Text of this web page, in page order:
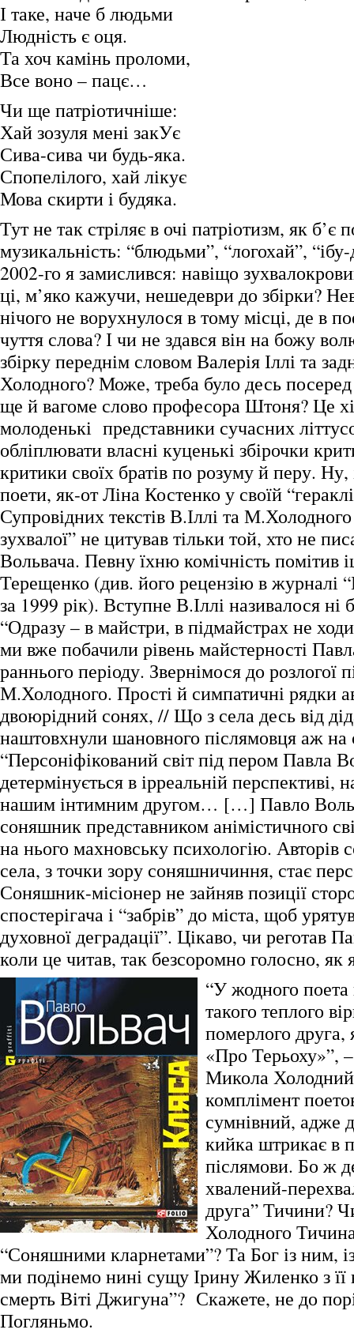
І таке, наче б людьми
Людність є оця.
Та хоч камінь проломи,
Все воно – пацє…
Чи ще патріотичніше:
Хай зозуля мені закУє
Сива-сива чи будь-яка.
Спопелілого, хай лікує
Мова скирти і будяка.
Тут не так стріляє в очі патріотизм, як б’є
музикальність: “блюдьми”, “логохай”,
2002-го я замислився: навіщо
ці, м’яко кажучи, нешедеври до збірки?
нічого не ворухнулося в тому місці, де в
чуття слова? І чи не здався він на божу
збірку переднім словом Валерія Іллі та
Холодного? Може, треба було десь
ще й вагоме слово професора Штоня? Це
молоденькі представники сучасних
обліплювати власні куценькі збірочки
критики своїх братів по розуму й перу. Ну,
поети, як-от Ліна Костенко у своїй
Супровідних текстів В.Іллі та
зухвалої” не цитував тільки той, хто не
Вольвача. Певну їхню комічність помітив
Терещенко (див. його рецензію в журналі
за 1999 рік). Вступне В.Іллі називалося
“Одразу – в майстри, в підмайстрах не
ми вже побачили рівень майстерності
раннього періоду. Звернімося до розлогої
М.Холодного. Прості й симпатичні рядки
двоюрідний сонях, // Що з села десь від
наштовхнули шановного післямовця аж на
“Персоніфікований світ під пером Павла
детермінується в ірреальній перспективі,
нашим інтимним другом… […] Павло
соняшник представником анімістичного
на нього махновську психологію. Авторів
села, з точки зору соняшничиння, стає
Соняшник-місіонер не зайняв позиції
спостерігача і “забрів” до міста, щоб
духовної деградації”. Цікаво, чи реготав
коли це читав, так безсоромно голосно, як
“У жодного
такого теплого
померлого друга,
«Про Терьоху»”, –
Микола
комплімент
сумнівний, адже
кийка штрикає в
післямови. Бо ж
хвалений-
друга” Тичини?
Холодного
“Соняшними кларнетами”? Та Бог із ним,
ми подінемо нині сущу Ірину Жиленко з
смерть Віті Джигуна”? Скажете, не до
Погляньмо.